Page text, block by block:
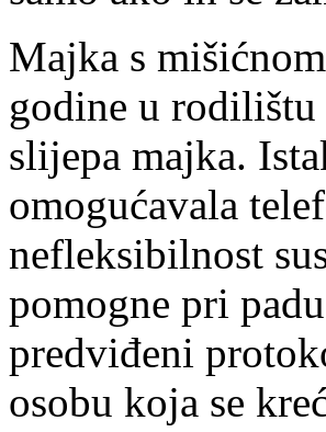
Majka s
godine u rodilištu
slijepa majka.
omogućavala
nefleksibilnost
pomogne pri
predviđeni
osobu koja se